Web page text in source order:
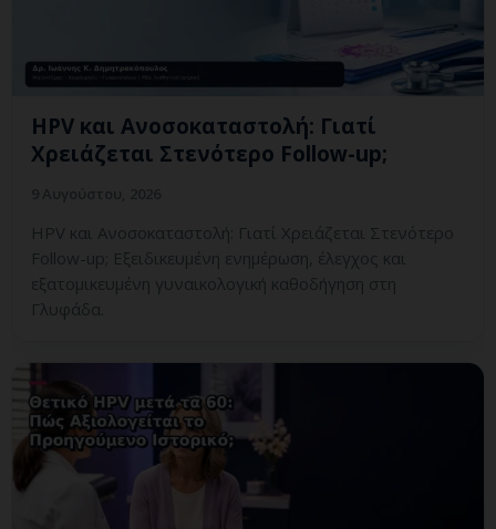
HPV και Ανοσοκαταστολή: Γιατί
Χρειάζεται Στενότερο Follow-up;
HPV και Ανοσοκαταστολή: Γιατί Χρειάζεται Στενότερο
Follow-up; Εξειδικευμένη ενημέρωση, έλεγχος και
εξατομικευμένη γυναικολογική καθοδήγηση στη
Γλυφάδα.